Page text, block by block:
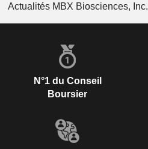
Actualités MBX Biosciences, Inc.
N°1 du Conseil
Boursier